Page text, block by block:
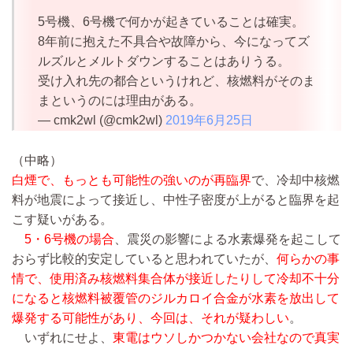
5号機、6号機で何かが起きていることは確実。
8年前に抱えた不具合や故障から、今になってズ
ルズルとメルトダウンすることはありうる。
受け入れ先の都合というけれど、核燃料がそのま
まというのには理由がある。
— cmk2wl (@cmk2wl) 2019年6月25日
（中略）
白煙で、もっとも可能性の強いのが再臨界で、冷却中核燃
料が地震によって接近し、中性子密度が上がると臨界を起
こす疑いがある。
5・6号機の場合 、震災の影響による水素爆発を起こして
おらず比較的安定していると思われていたが、 何らかの事
情で、使用済み核燃料集合体が接近したりして冷却不十分
になると核燃料被覆管のジルカロイ合金が水素を放出して
爆発する可能性があり、今回は、それが疑わしい。
いずれにせよ、 東電はウソしかつかない会社なので真実